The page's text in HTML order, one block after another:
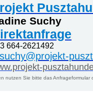
Suchy
664-2621492
nutzen Sie bitte das